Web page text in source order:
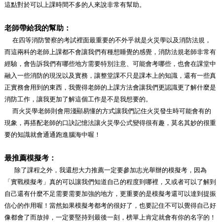
這點對於可以上課時間不多的人來說非常有幫助。
老師帶給我的幫助：
在四等消防警察的考試裡面最重要的不外乎就是火災學以及消防法規，
而這兩科的老師上課都不會讓我們有種想睡覺的感覺，消防法規老師非常有
經驗， 會告訴我們有哪些地方需要特別注意、可能會考哪些，也會在課堂中
融入一些消防的現況以及實務，讓整堂課不只是課本上的知識，還有一些真
正實務會用到的東西，我覺得老師的上課方法會讓我們更認識更了解什麼是
消防工作，讓我更加了解這個工作是不是我想要的。
而火災學老師則會用淺顯易懂的方式讓我們記住火災發生時可能會有的
現象，再搭配老師的口訣記憶法讓火災學公式變得很有趣，莫名其妙的很重
要的知識就會通通跑進腦海中喔！
最推薦模擬考：
除了課程之外，我還想大力推薦一定要參加志光舉辦的模擬考，因為
「實戰模擬考」真的可以讓我們知道自己的程度到哪裡，又或者可以了解到
自己還有什麼不足需要需要加強的地方，更重要的是模擬考還可以達到提振
信心的作用喔！當然如果模擬考都考的很好了，也要記住不可以覺得自己好
像都會了而放掉，一定要堅持到最後一刻，榜單上肯定就會有你的名字的！